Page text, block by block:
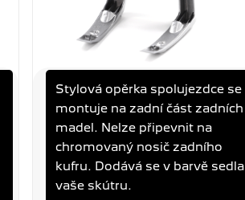
OPĚRKA SPOLUJEZDCE
ČERNÁ DJANGO
DJANGO
Stylová opěrka spolujezdce se
montuje na zadní část zadních
madel. Nelze připevnit na
chromovaný nosič zadního
kufru. Dodává se v barvě sedla
vaše skútru.